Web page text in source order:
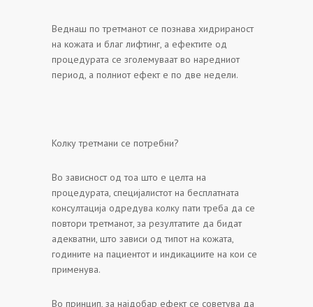
Веднаш по третманот се познава хидрираност
на кожата и благ лифтинг, а ефектите од
процедурата се зголемуваат во наредниот
период, а полниот ефект е по две недели.
Колку третмани се потребни?
Во зависност од тоа што е целта на
процедурата, специјалистот на бесплатната
консултација одредува колку пати треба да се
повтори третманот, за резултатите да бидат
адекватни, што зависи од типот на кожата,
годините на пациентот и индикациите на кои се
применува.
Во принцип, за најдобар ефект се советува да